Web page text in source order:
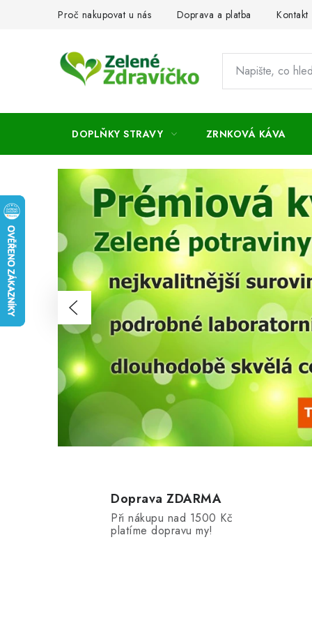
Proč nakupovat u nás Doprava a platba Kontakt
DOPLŇKY STRAVY ZRNKOVÁ KÁVA
Předchozí
Doprava ZDARMA
Při nákupu nad 1500 Kč
platíme dopravu my!